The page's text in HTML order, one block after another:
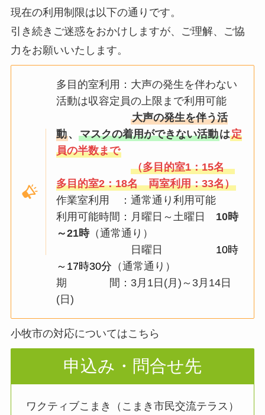
現在の利用制限は以下の通りです。
引き続きご迷惑をおかけしますが、ご理解、ご協
力をお願いいたします。
多目的室利用：大声の発生を伴わない
活動は収容定員の上限まで利用可能
大声の発生を伴う活
動、マスクの着用ができない活動は定
員の半数まで
（多目的室1：15名
多目的室2：18名 両室利用：33名）
作業室利用 ：通常通り利用可能
利用可能時間：月曜日～土曜日 10時
～21時（通常通り）
日曜日 10時
～17時30分 （通常通り）
期 間：3月1日(月)～3月14日
(日)
小牧市の対応についてはこちら
申込み・問合せ先
ワクティブこまき（こまき市民交流テラス）